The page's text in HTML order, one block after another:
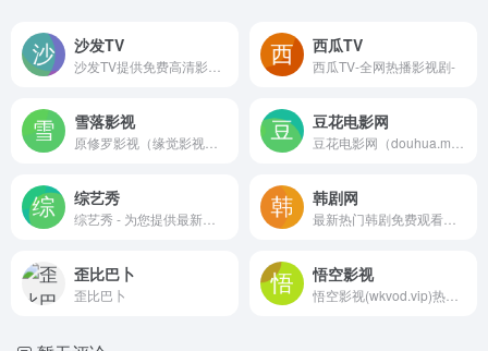
沙发TV 西瓜TV
西瓜TV-全网热播影视剧-
雪落影视 豆花电影网
综艺秀 韩剧网
歪比巴卜
歪比巴卜
悟空影视